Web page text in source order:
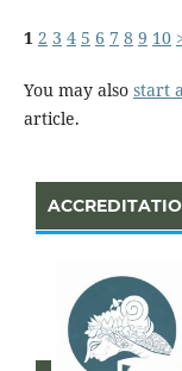
1 2 3 4 5 6 7 8 9 10
You may also start
article.